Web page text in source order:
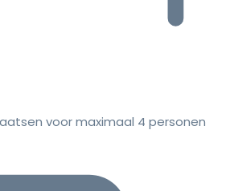
voor maximaal 4 personen